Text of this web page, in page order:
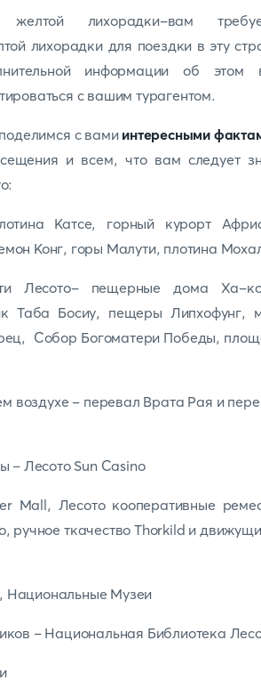
лихорадки-вам
лихорадки для поездки в эту
информации об этом
с вашим турагентом.
с вами интересными
и всем, что вам следует
Катсе, горный курорт
Конг, горы Малути, плотина
Лесото- пещерные дома Ха-
Таба Босиу, пещеры Липхофунг,
Собор Богоматери Победы,
воздухе - перевал Врата Рая и
– Лесото Sun Casino
Mall, Лесото кооперативные
ручное ткачество Thorkild и
Музеи
– Национальная Библиотека